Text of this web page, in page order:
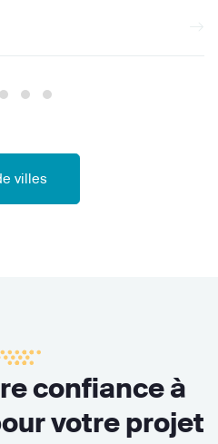
villes
confiance à
votre projet